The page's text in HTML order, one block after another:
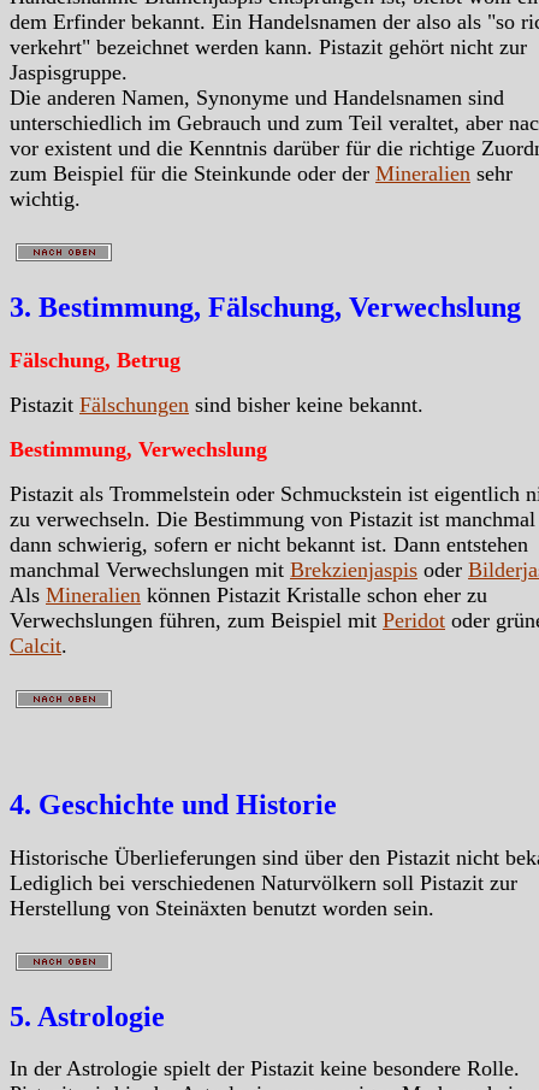
dem Erfinder bekannt. Ein Handelsnamen der also als "so
verkehrt" bezeichnet werden kann. Pistazit gehört nicht zur
Jaspisgruppe.
Die anderen Namen, Synonyme und Handelsnamen sind
unterschiedlich im Gebrauch und zum Teil veraltet, aber
vor existent und die Kenntnis darüber für die richtige
zum Beispiel für die Steinkunde oder der Mineralien sehr
wichtig.
3. Bestimmung, Fälschung, Verwechslung
Fälschung, Betrug
Pistazit Fälschungen sind bisher keine bekannt.
Bestimmung, Verwechslung
Pistazit als Trommelstein oder Schmuckstein ist eigentlich
zu verwechseln. Die Bestimmung von Pistazit ist
dann schwierig, sofern er nicht bekannt ist. Dann entstehen
manchmal Verwechslungen mit Brekzienjaspis oder
Als Mineralien können Pistazit Kristalle schon eher zu
Verwechslungen führen, zum Beispiel mit Peridot oder
Calcit.
4. Geschichte und Historie
Historische Überlieferungen sind über den Pistazit nicht
Lediglich bei verschiedenen Naturvölkern soll Pistazit zur
Herstellung von Steinäxten benutzt worden sein.
5. Astrologie
In der Astrologie spielt der Pistazit keine besondere Rolle.